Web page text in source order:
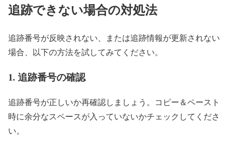
追跡できない場合の対処法
追跡番号が反映されない、または追跡情報が更新されない
場合、以下の方法を試してみてください。
1. 追跡番号の確認
追跡番号が正しいか再確認しましょう。コピー＆ペースト
時に余分なスペースが入っていないかチェックしてくださ
い。